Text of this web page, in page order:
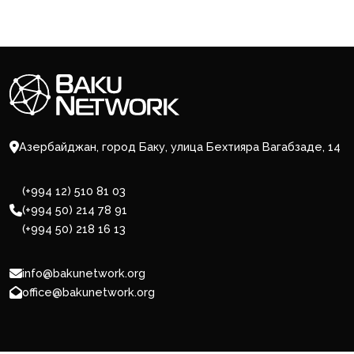
Азербайджан, город Баку, улица Бехтияра Вагабзаде, 14
(+994 12) 510 81 03
(+994 50) 214 78 91
(+994 50) 218 16 13
info@bakunetwork.org
office@bakunetwork.org